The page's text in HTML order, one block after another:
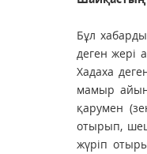
Бұл
деген жері
Хадаха
мамыр
қарумен
отырып,
жүріп